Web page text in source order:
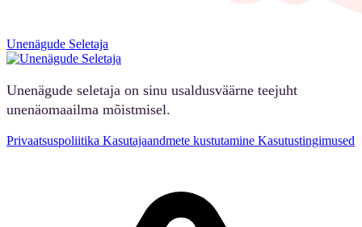
Unenägude Seletaja
Unenägude seletaja on sinu usaldusväärne teejuht
unenäomaailma mõistmisel.
Privaatsuspoliitika Kasutajaandmete kustutamine Kasutustingimused